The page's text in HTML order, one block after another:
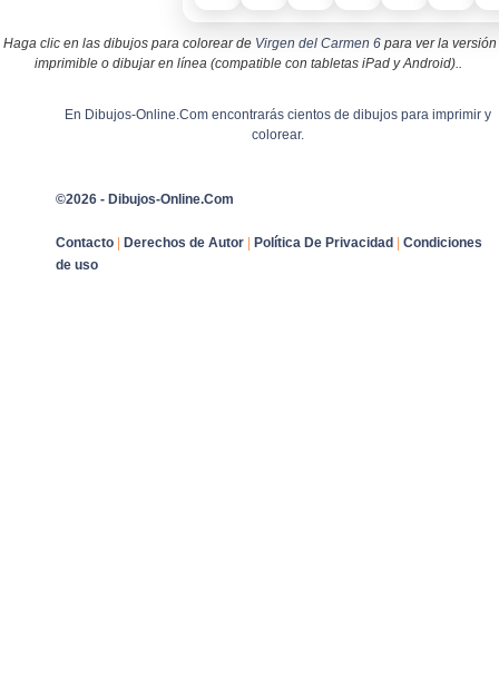
Haga clic en las dibujos para colorear de Virgen del Carmen 6para ver la versión
imprimible o dibujar en línea (compatible con tabletas iPad y Android)..
En Dibujos-Online.Com encontrarás cientos de dibujos para imprimir y
colorear.
©2026 - Dibujos-Online.Com
Contacto Derechos de Autor Política De Privacidad
Condiciones
de uso